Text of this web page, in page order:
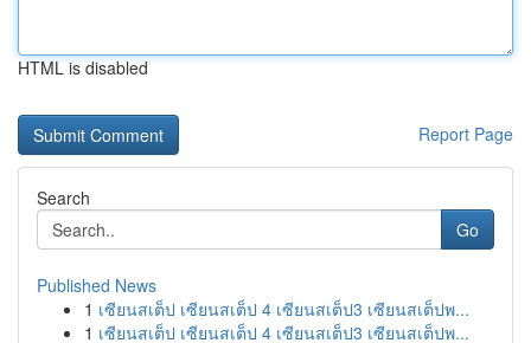
HTML is disabled
Report Page
Search
Go
Published News
1 เซียนสเต็ป เซียนสเต็ป 4 เซียนสเต็ป3 เซียนสเต็ปพ...
1 เซียนสเต็ป เซียนสเต็ป 4 เซียนสเต็ป3 เซียนสเต็ปพ...